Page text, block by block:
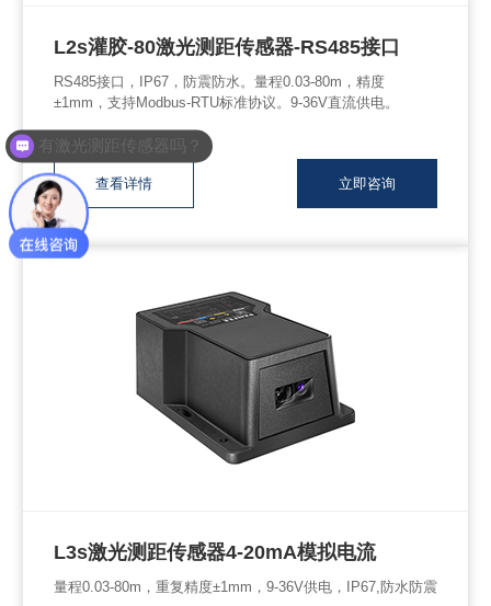
L2s灌胶-80激光测距传感器-RS485接口
RS485接口，IP67，防震防水。量程0.03-80m，精度
±1mm，支持Modbus-RTU标准协议。9-36V直流供电。
查看详情 立即咨询
L3s激光测距传感器4-20mA模拟电流
量程0.03-80m，重复精度±1mm，9-36V供电，IP67,防水防震
有激光测距传感器吗？